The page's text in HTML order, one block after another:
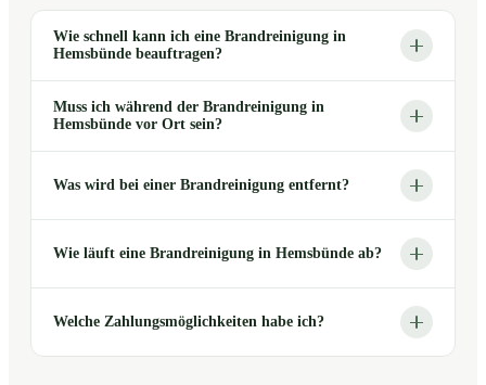
Wie schnell kann ich eine Brandreinigung in
Hemsbünde beauftragen?
Muss ich während der Brandreinigung in
Hemsbünde vor Ort sein?
Was wird bei einer Brandreinigung entfernt?
Wie läuft eine Brandreinigung in Hemsbünde ab?
Welche Zahlungsmöglichkeiten habe ich?